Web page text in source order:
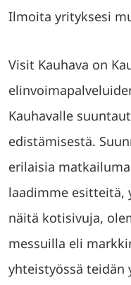
Ilmoita yrityksesi
Visit Kauhava on
Kauhavalle
edistämisestä.
erilaisia
laadimme esitteitä,
näitä kotisivuja,
messuilla eli
yhteistyössä